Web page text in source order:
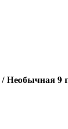
/ Необычная 9